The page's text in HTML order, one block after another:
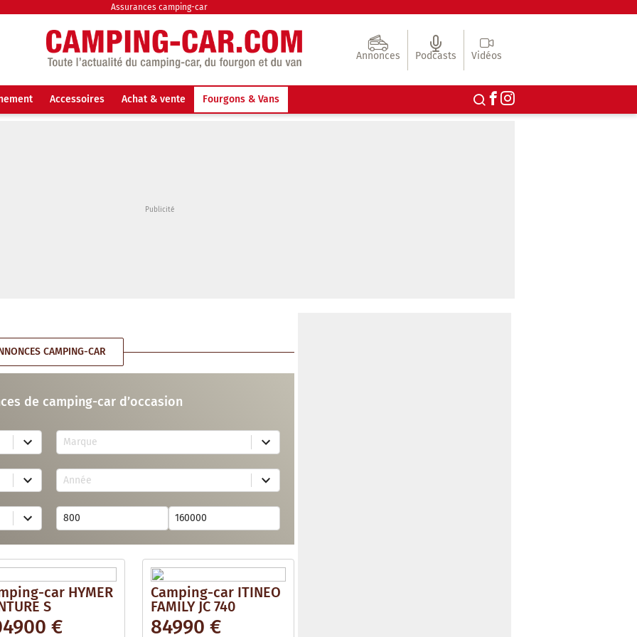
Assurances camping-car
Annonces Podcasts Vidéos
Accessoires Achat & vente Fourgons & Vans
CAMPING-CAR
de camping-car d’occasion
Marque
7
r
t
a
i
a
b
Année
2
r
e
t
s
a
v
a
a
b
car HYMER
S
€
Camping-car ITINEO
FAMILY JC 740
84990 €